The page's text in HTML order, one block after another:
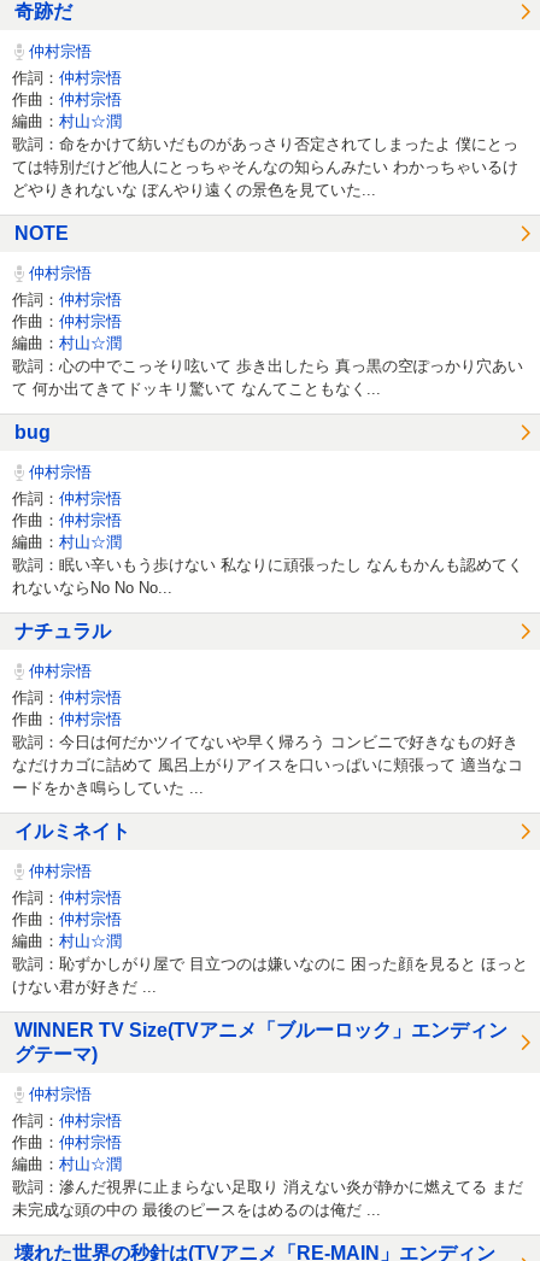
奇跡だ
仲村宗悟
作詞： 仲村宗悟
作曲： 仲村宗悟
編曲： 村山☆潤
歌詞：命をかけて紡いだものがあっさり否定されてしまったよ 僕にとっ
ては特別だけど他人にとっちゃそんなの知らんみたい わかっちゃいるけ
どやりきれないな ぼんやり遠くの景色を見ていた...
NOTE
仲村宗悟
作詞： 仲村宗悟
作曲： 仲村宗悟
編曲： 村山☆潤
歌詞：心の中でこっそり呟いて 歩き出したら 真っ黒の空ぽっかり穴あい
て 何か出てきてドッキリ驚いて なんてこともなく...
bug
仲村宗悟
作詞： 仲村宗悟
作曲： 仲村宗悟
編曲： 村山☆潤
歌詞：眠い辛いもう歩けない 私なりに頑張ったし なんもかんも認めてく
れないならNo No No...
ナチュラル
仲村宗悟
作詞： 仲村宗悟
作曲： 仲村宗悟
歌詞：今日は何だかツイてないや早く帰ろう コンビニで好きなもの好き
なだけカゴに詰めて 風呂上がりアイスを口いっぱいに頬張って 適当なコ
ードをかき鳴らしていた ...
イルミネイト
仲村宗悟
作詞： 仲村宗悟
作曲： 仲村宗悟
編曲： 村山☆潤
歌詞：恥ずかしがり屋で 目立つのは嫌いなのに 困った顔を見ると ほっと
けない君が好きだ ...
WINNER TV Size(TVアニメ「ブルーロック」エンディン
グテーマ)
仲村宗悟
作詞： 仲村宗悟
作曲： 仲村宗悟
編曲： 村山☆潤
歌詞：滲んだ視界に止まらない足取り 消えない炎が静かに燃えてる まだ
未完成な頭の中の 最後のピースをはめるのは俺だ ...
壊れた世界の秒針は(TVアニメ「RE-MAIN」エンディン